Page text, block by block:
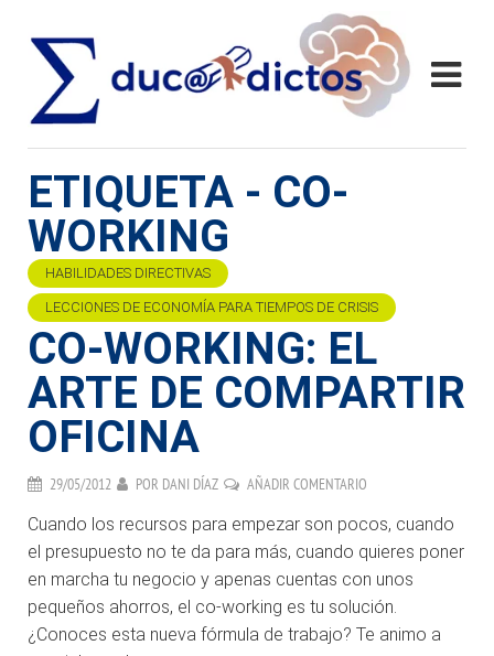
ETIQUETA - CO-
WORKING
HABILIDADES DIRECTIVAS
LECCIONES DE ECONOMÍA PARA TIEMPOS DE CRISIS
CO-WORKING: EL
ARTE DE COMPARTIR
OFICINA
29/05/2012 POR DANI DÍAZ AÑADIR COMENTARIO
Cuando los recursos para empezar son pocos, cuando
el presupuesto no te da para más, cuando quieres poner
en marcha tu negocio y apenas cuentas con unos
pequeños ahorros, el co-working es tu solución.
¿Conoces esta nueva fórmula de trabajo? Te animo a